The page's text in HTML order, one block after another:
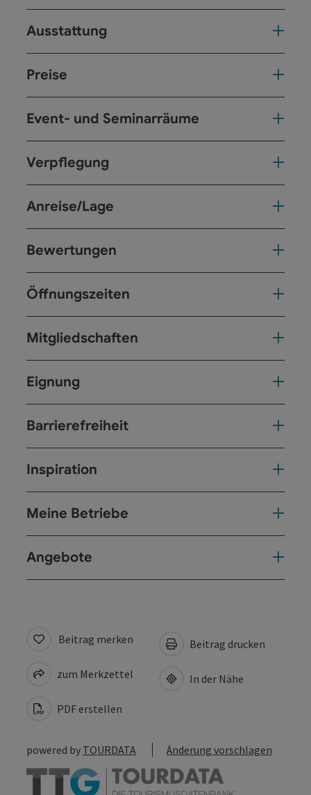
Ausstattung
Preise
Event- und Seminarräume
Verpflegung
Anreise/Lage
Bewertungen
Öffnungszeiten
Mitgliedschaften
Eignung
Barrierefreiheit
Inspiration
Meine Betriebe
Angebote
Beitrag merken
zum Merkzettel
PDF erstellen
Beitrag drucken
In der Nähe
powered by TOURDATA Änderung vorschlagen